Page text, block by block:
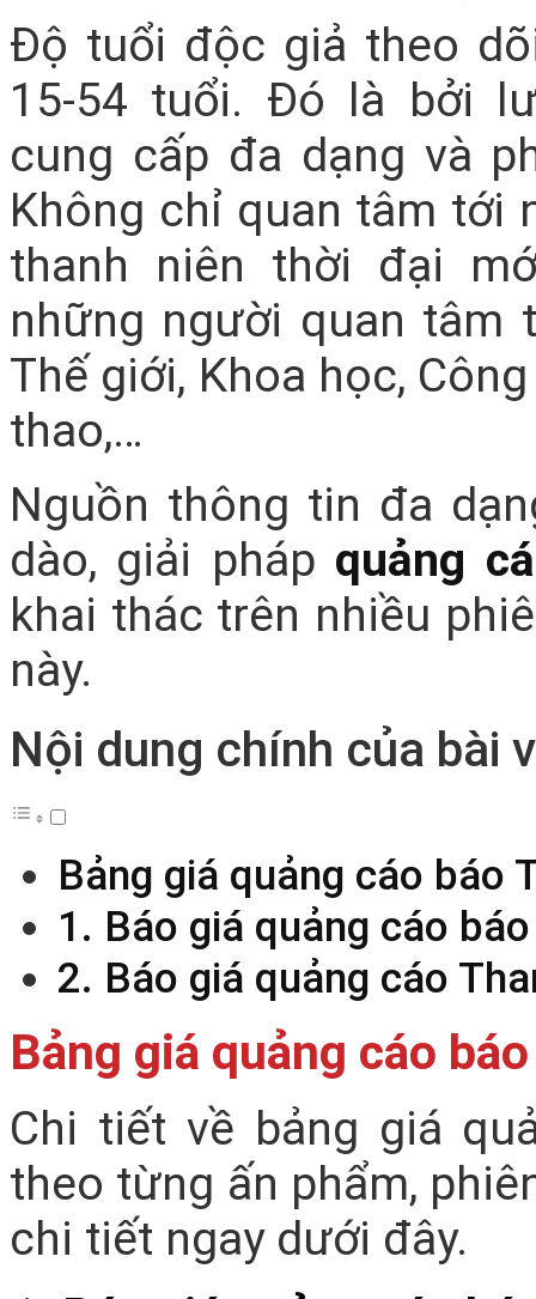
Độ tuổi độc giả theo
15-54 tuổi. Đó là bởi
cung cấp đa dạng và
Không chỉ quan tâm tới
thanh niên thời đại
những người quan tâm
Thế giới, Khoa học,
thao,…
Nguồn thông tin đa
dào, giải pháp quảng
khai thác trên nhiều
này.
Nội dung chính của bài
Bảng giá quảng cáo báo
1. Báo giá quảng cáo
2. Báo giá quảng cáo
Bảng giá quảng cáo
Chi tiết về bảng giá
theo từng ấn phẩm,
chi tiết ngay dưới đây.